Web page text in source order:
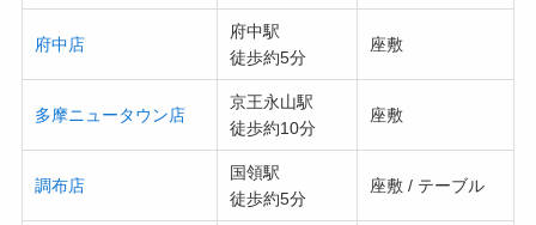
府中店
府中駅
徒歩約5分
座敷
多摩ニュータウン店
京王永山駅
徒歩約10分
座敷
調布店
国領駅
徒歩約5分
座敷 / テーブル